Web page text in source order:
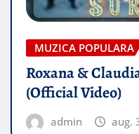
MUZICA POPULARA
Roxana &
(Official Video)
admin aug.